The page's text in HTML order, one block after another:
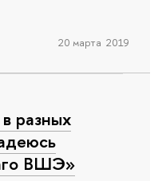
20 марта 2019
разных
ВШЭ»